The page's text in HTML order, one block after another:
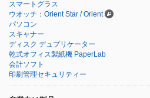
スマートグラス
ウオッチ：Orient Star / Orient
パソコン
スキャナー
ディスク デュプリケーター
乾式オフィス製紙機 PaperLab
会計ソフト
印刷管理セキュリティー